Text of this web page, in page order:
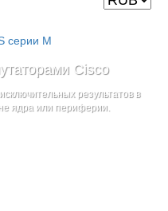
Cisco
результатов в
ядра или периферии.
UCS серии C
владенияи